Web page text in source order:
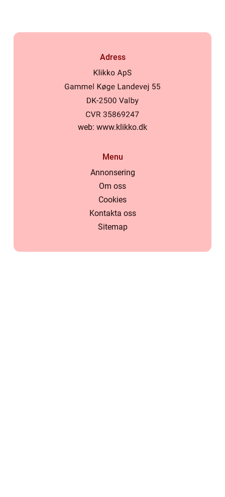
Adress
web: www.klikko.dk
Menu
Annonsering
Om oss
Cookies
Kontakta oss
Sitemap